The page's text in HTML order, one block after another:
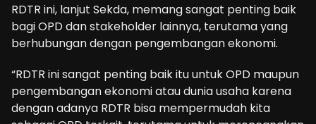
RDTR ini, lanjut Sekda, memang sangat penting baik
bagi OPD dan stakeholder lainnya, terutama yang
berhubungan dengan pengembangan ekonomi.
“RDTR ini sangat penting baik itu untuk OPD maupun
pengembangan ekonomi atau dunia usaha karena
dengan adanya RDTR bisa mempermudah kita